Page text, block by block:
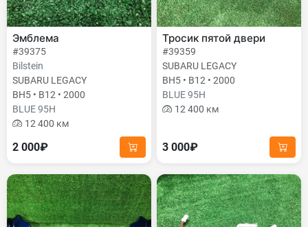
Эмблема
#39375
Bilstein
SUBARU LEGACY
BH5 • B12 • 2000
BLUE 95H
12 400 км
2 000₽
Тросик пятой двери
#39359
SUBARU LEGACY
BH5 • B12 • 2000
BLUE 95H
12 400 км
3 000₽